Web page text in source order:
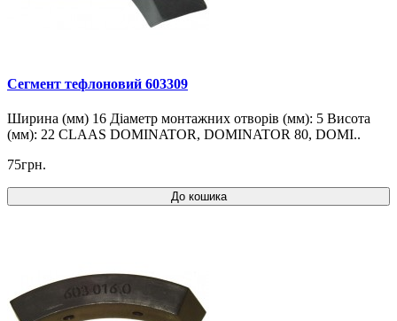
Cегмент тефлоновий 603309
Ширина (мм) 16 Діаметр монтажних отворів (мм): 5 Висота
(мм): 22 CLAAS DOMINATOR, DOMINATOR 80, DOMI..
75грн.
До кошика